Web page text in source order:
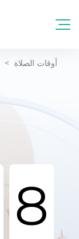
أوقات الصلاة >
8